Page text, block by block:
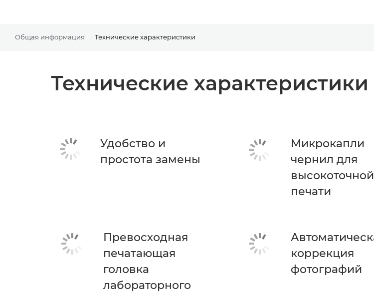
Общая информация Технические характеристики
Технические характеристики
Удобство и
простота замены
Микрокапли
чернил для
высокоточной
печати
Превосходная
печатающая
головка
лабораторного
коррекция
фотографий